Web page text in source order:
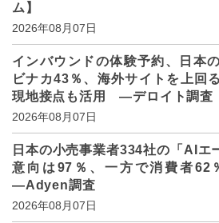
ム】
2026年08月07日
インバウンドの体験予約、日本
ビナカ43％、海外サイトを上回
現地接点も活用 ―デロイト調査
2026年08月07日
日本の小売事業者334社の「AIエ
意向は97％、一方で消費者
―Adyen調査
2026年08月07日